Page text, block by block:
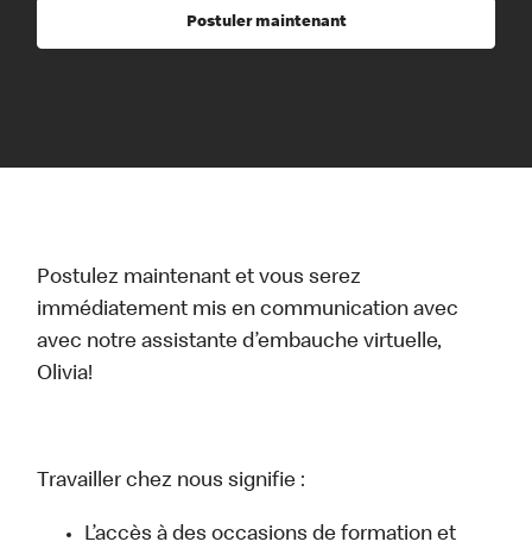
Postuler maintenant
Postulez maintenant et vous serez
immédiatement mis en communication avec
avec notre assistante d’embauche virtuelle,
Olivia!
Travailler chez nous signifie :
L’accès à des occasions de formation et